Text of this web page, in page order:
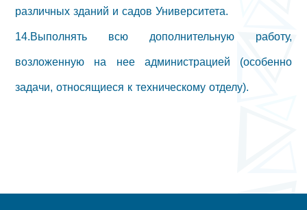
различных зданий и садов Университета.
14.Выполнять всю дополнительную работу,
возложенную на нее администрацией (особенно
задачи, относящиеся к техническому отделу).